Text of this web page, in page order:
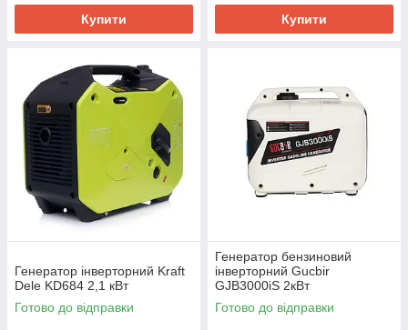
Купити Купити
Генератор інверторний Kraft
Dele KD684 2,1 кВт
Готово до відправки
Генератор бензиновий
інверторний Gucbir
GJB3000iS 2кВт
Готово до відправки